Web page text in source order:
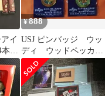
イ
セ
レ
¥888
USJ ピンバッジ ウッ
ディ ウッドペッカ
ー JR スタンプ ラ
リー ユニバ